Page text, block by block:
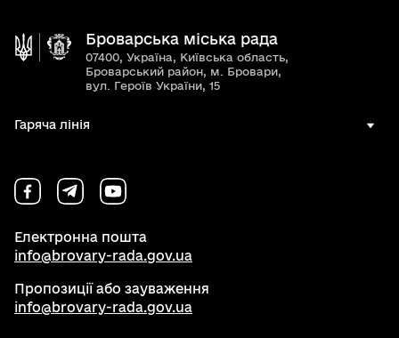
Броварська міська рада
07400, Україна, Київська область,
Броварський район, м. Бровари,
вул. Героїв України, 15
Гаряча лінія
Електронна пошта
info@brovary-rada.gov.ua
Пропозиції або зауваження
info@brovary-rada.gov.ua